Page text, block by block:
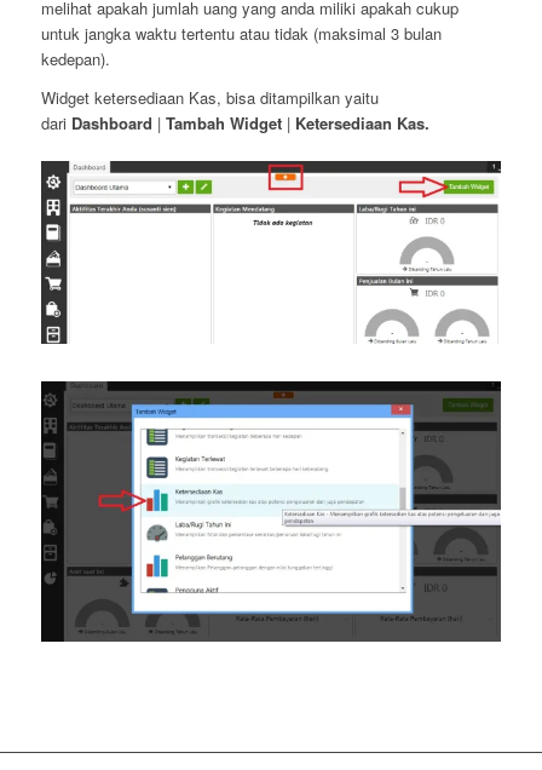
melihat apakah jumlah uang yang anda miliki apakah cukup
untuk jangka waktu tertentu atau tidak (maksimal 3 bulan
kedepan).
Widget ketersediaan Kas, bisa ditampilkan yaitu
dari Dashboard | Tambah Widget| Ketersediaan Kas.